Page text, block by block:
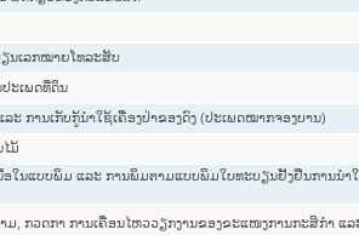
ນເລກໝາຍໂທລະສັບ
ະເພດທີ່ດິນ
ະ ການເກັບກູ້ນຳໃຊ້ເຄື່ອງປ່າຂອງດົງ (ປະເພດໝາກຈອງບານ)
ມ້
ອໃນແບບພິມ ແລະ ການພິມຕາມແບບພິມໃບທະບຽນຢັ້ງຢືນການນຳ
ມ, ກວດກາ ການເຄື່ອນໄຫວວຽກງານຂອງຂະແໜງການກະສິກຳ ແລ